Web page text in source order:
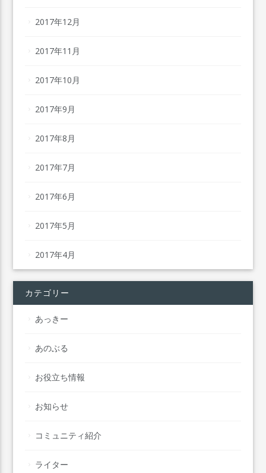
2017年12月
2017年11月
2017年10月
2017年9月
2017年8月
2017年7月
2017年6月
2017年5月
2017年4月
カテゴリー
あっきー
あのぶる
お役立ち情報
お知らせ
コミュニティ紹介
ライター